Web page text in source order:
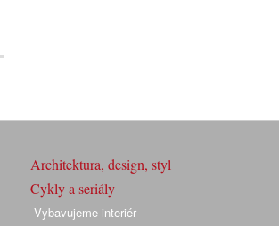
Architektura, design, styl
Cykly a seriály
Vybavujeme interiér